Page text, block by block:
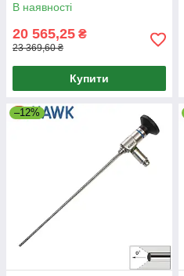
В наявності
20 565,25 ₴
23 369,60 ₴
Купити
–12%